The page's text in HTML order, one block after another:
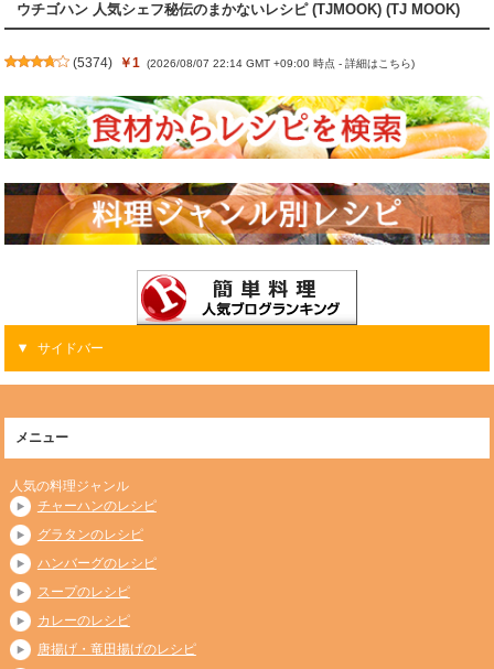
ウチゴハン 人気シェフ秘伝のまかないレシピ (TJMOOK) (TJ MOOK)
(5374) ￥1 (2026/08/07 22:14 GMT +09:00 時点 -詳細はこちら)
サイドバー
メニュー
人気の料理ジャンル
チャーハンのレシピ
グラタンのレシピ
ハンバーグのレシピ
スープのレシピ
カレーのレシピ
唐揚げ・竜田揚げのレシピ